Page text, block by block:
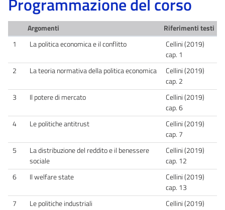
Argomenti
Riferimenti testi
1
La politica economica e il conflitto
Cellini (2019)
cap. 1
2
La teoria normativa della politica economica
Cellini (2019)
cap. 2
3
Il potere di mercato
Cellini (2019)
cap. 6
4
Le politiche antitrust
Cellini (2019)
cap. 7
5
La distribuzione del reddito e il benessere
sociale
Cellini (2019)
cap. 12
6
Il welfare state
Cellini (2019)
cap. 13
7
Le politiche industriali
Cellini (2019)